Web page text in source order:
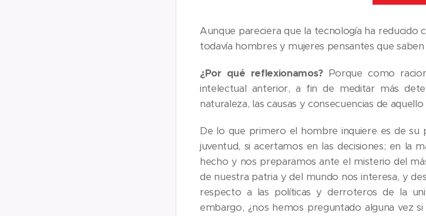
Aunque pareciera que la tecnología ha reducido
todavía hombres y mujeres pensantes que
¿Por qué reflexionamos?Porque como
intelectual anterior, a fin de meditar más
naturaleza, las causas y consecuencias de
De lo que primero el hombre inquiere es de su
juventud, si acertamos en las decisiones; en la
hecho y nos preparamos ante el misterio del
de nuestra patria y del mundo nos interesa, y
respecto a las políticas y derroteros de la
embargo, ¿nos hemos preguntado alguna vez